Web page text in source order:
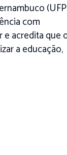
com
acredita que
a educação,